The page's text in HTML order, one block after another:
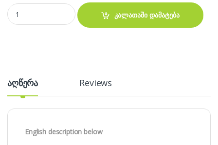
Car Inverter 300w 12v to 220v მანქანის დენის გარდამქმნელი
კალათაში დამატება
აღწერა Reviews
English description below